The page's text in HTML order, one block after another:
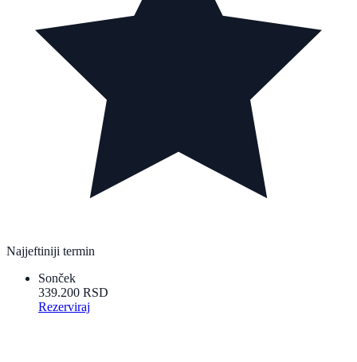
Najjeftiniji termin
Sonček
339.200 RSD
Rezerviraj